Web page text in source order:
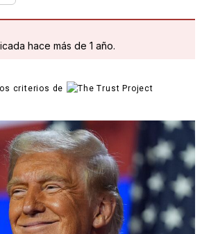
hace más de 1 año.
criterios de